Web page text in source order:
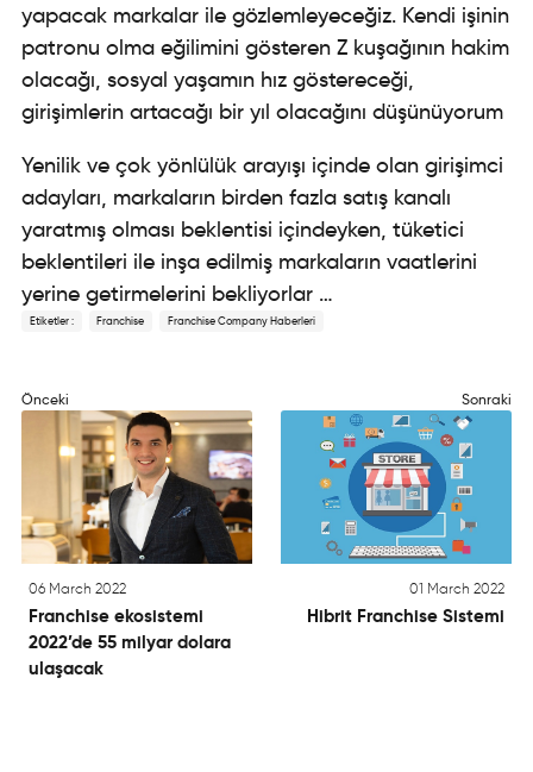
yapacak markalar ile gözlemleyeceğiz. Kendi işinin
patronu olma eğilimini gösteren Z kuşağının hakim
olacağı, sosyal yaşamın hız göstereceği,
girişimlerin artacağı bir yıl olacağını düşünüyorum
Yenilik ve çok yönlülük arayışı içinde olan girişimci
adayları, markaların birden fazla satış kanalı
yaratmış olması beklentisi içindeyken, tüketici
beklentileri ile inşa edilmiş markaların vaatlerini
yerine getirmelerini bekliyorlar …
Etiketler : Franchise Franchise Company Haberleri
Önceki
06 March 2022
Franchise ekosistemi
2022’de 55 milyar dolara
ulaşacak
Sonraki
01 March 2022
Hibrit Franchise Sistemi